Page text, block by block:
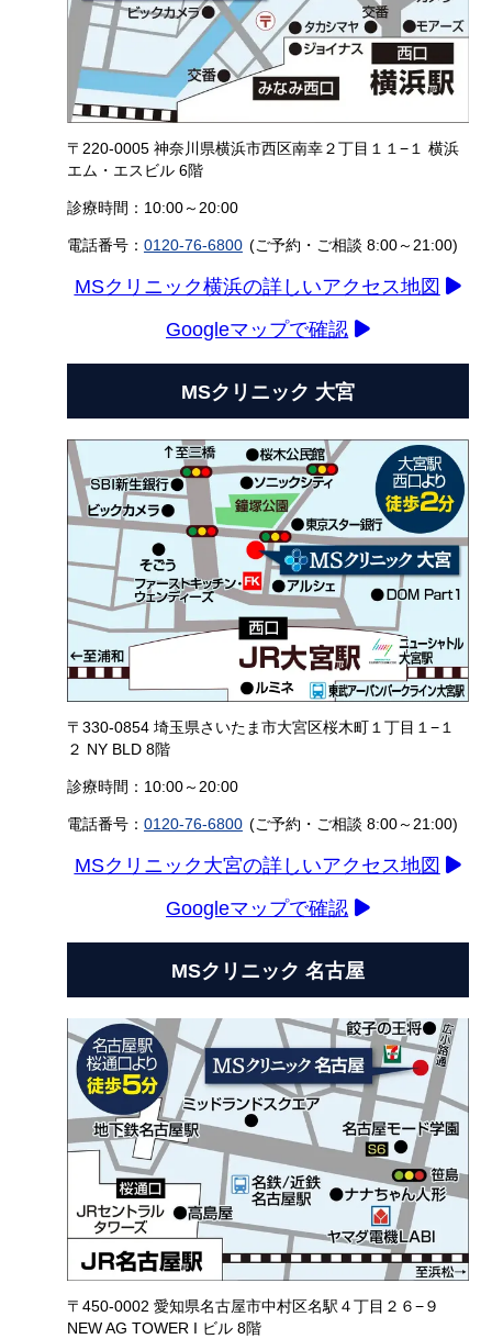
〒220-0005 神奈川県横浜市西区南幸２丁目１１−１ 横浜
エム・エスビル 6階
診療時間：10:00～20:00
電話番号： 0120-76-6800 (ご予約・ご相談 8:00～21:00)
MSクリニック横浜の詳しいアクセス地図
Googleマップで確認
MSクリニック 大宮
〒330-0854 埼玉県さいたま市大宮区桜木町１丁目１−１
２ NY BLD 8階
診療時間：10:00～20:00
電話番号： 0120-76-6800 (ご予約・ご相談 8:00～21:00)
MSクリニック大宮の詳しいアクセス地図
Googleマップで確認
MSクリニック 名古屋
〒450-0002 愛知県名古屋市中村区名駅４丁目２６−９
NEW AG TOWER I ビル 8階